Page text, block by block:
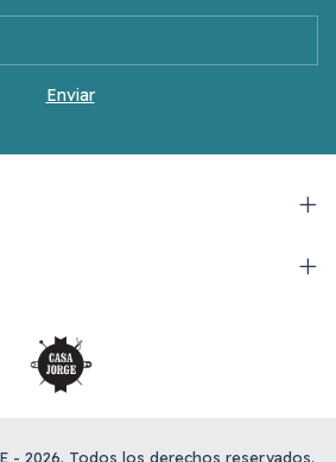
- 2026. Todos los derechos reservados.